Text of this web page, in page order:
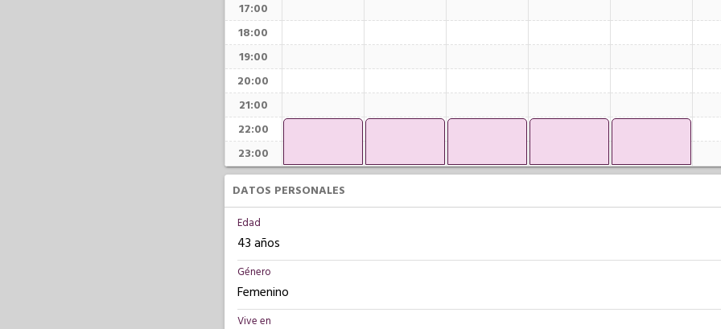
17:00
18:00
19:00
20:00
21:00
22:00
23:00
DATOS PERSONALES
Edad
43 años
Género
Femenino
Vive en